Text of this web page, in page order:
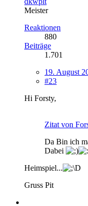
Meister
Reaktionen
880
Beiträge
1.701
19. August
#23
Hi Forsty,
Zitat von
Da Bin ich
Dabei
Heimspiel...
Gruss Pit